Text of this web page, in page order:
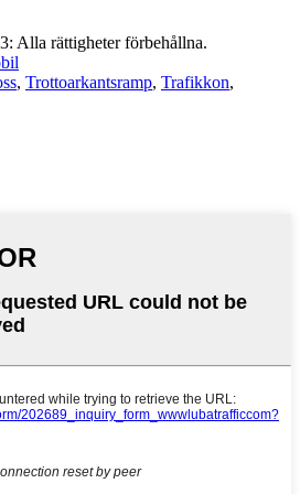
Alla rättigheter förbehållna.
, Trottoarkantsramp, Trafikkon,